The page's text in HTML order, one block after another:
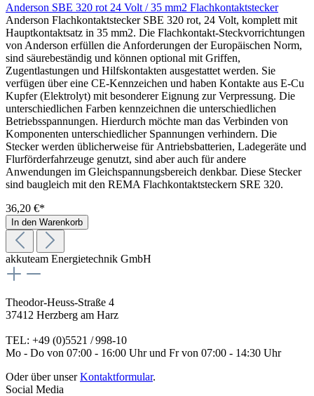
Anderson SBE 320 rot 24 Volt / 35 mm2 Flachkontaktstecker
Anderson Flachkontaktstecker SBE 320 rot, 24 Volt, komplett mit
Hauptkontaktsatz in 35 mm2. Die Flachkontakt-Steckvorrichtungen
von Anderson erfüllen die Anforderungen der Europäischen Norm,
sind säurebeständig und können optional mit Griffen,
Zugentlastungen und Hilfskontakten ausgestattet werden. Sie
verfügen über eine CE-Kennzeichen und haben Kontakte aus E-Cu
Kupfer (Elektrolyt) mit besonderer Eignung zur Verpressung. Die
unterschiedlichen Farben kennzeichnen die unterschiedlichen
Betriebsspannungen. Hierdurch möchte man das Verbinden von
Komponenten unterschiedlicher Spannungen verhindern. Die
Stecker werden üblicherweise für Antriebsbatterien, Ladegeräte und
Flurförderfahrzeuge genutzt, sind aber auch für andere
Anwendungen im Gleichspannungsbereich denkbar. Diese Stecker
sind baugleich mit den REMA Flachkontaktsteckern SRE 320.
36,20 €*
In den Warenkorb
akkuteam Energietechnik GmbH
Theodor-Heuss-Straße 4
37412 Herzberg am Harz
TEL: +49 (0)5521 / 998-10
Mo - Do von 07:00 - 16:00 Uhr und Fr von 07:00 - 14:30 Uhr
Oder über unserKontaktformular.
Social Media